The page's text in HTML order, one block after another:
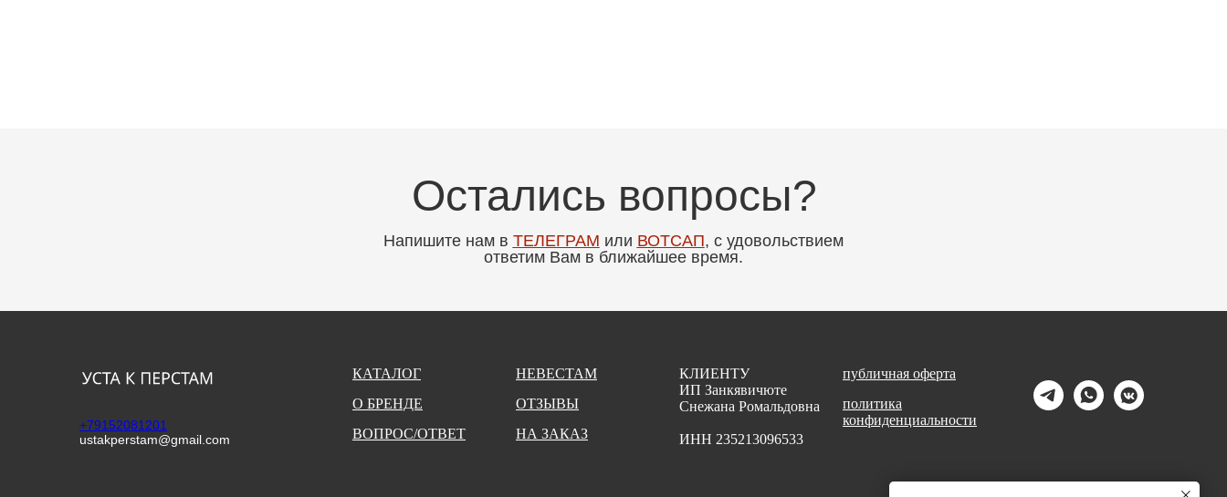
Напишите нам в ТЕЛЕГРАМ или ВОТСАП, с удовольствием
ответим Вам в ближайшее время.
Остались вопросы?
+79152081201
ustakperstam@gmail.com
КАТАЛОГ
О БРЕНДЕ
ВОПРОС/ОТВЕТ
НЕВЕСТАМ
ОТЗЫВЫ
НА ЗАКАЗ
КЛИЕНТУ
ИП Занкявичюте
Снежана Ромальдовна
ИНН 235213096533
публичная оферта
политика
конфиденциальности